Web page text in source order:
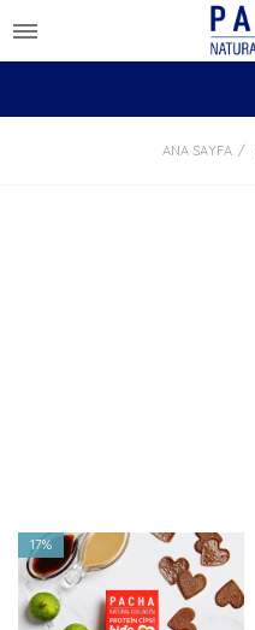
ANA SAYFA
17%